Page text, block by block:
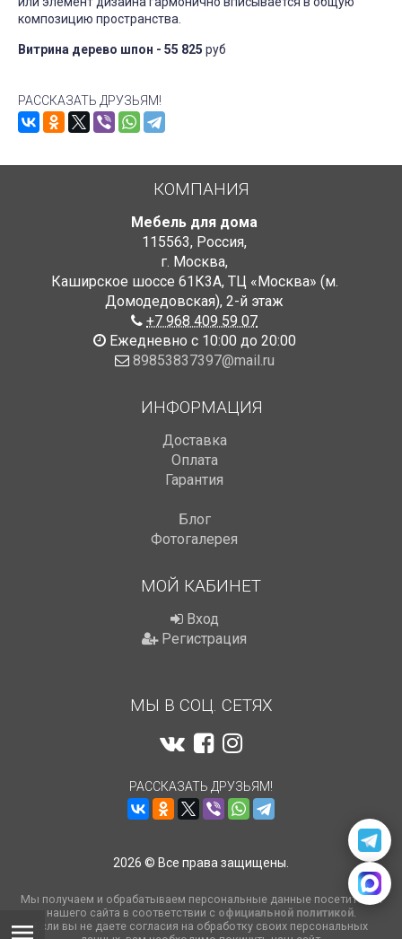
композицию пространства.
Витрина дерево шпон - 55 825 руб
РАССКАЗАТЬ ДРУЗЬЯМ!
КОМПАНИЯ
Мебель для дома
115563, Россия,
г. Москва,
Каширское шоссе 61К3А, ТЦ «Москва» (м.
Домодедовская), 2-й этаж
+7 968 409 59 07
Ежедневно с 10:00 до 20:00
89853837397@mail.ru
ИНФОРМАЦИЯ
Доставка
Оплата
Гарантия
Блог
Фотогалерея
МОЙ КАБИНЕТ
Вход
Регистрация
МЫ В СОЦ. СЕТЯХ
РАССКАЗАТЬ ДРУЗЬЯМ!
2026 © Все права защищены.
Мы получаем и обрабатываем персональные данные посетителей
нашего сайта в соответствии с официальной политикой.
Если вы не даете согласия на обработку своих персональных